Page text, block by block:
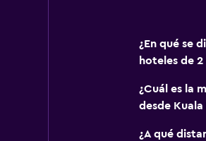
¿En qué se
hoteles de
¿Cuál es la
desde Kuala
¿A qué